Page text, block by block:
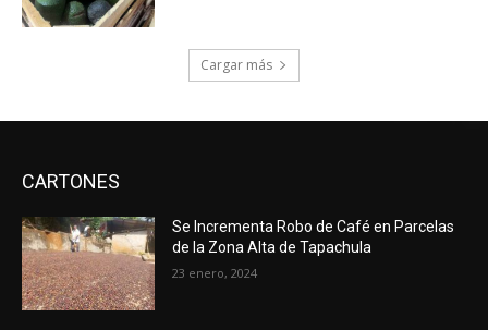
Cargar más
CARTONES
Se Incrementa Robo de Café en Parcelas
de la Zona Alta de Tapachula
23 enero, 2024